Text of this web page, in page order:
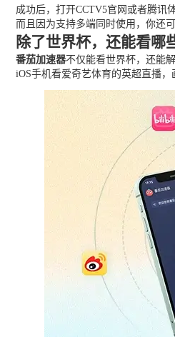
成功后，打开CCTV5官网或者腾讯
而且因为支持多端同时使用，你还
除了世界杯，还能看哪
番茄加速器不仅能看世界杯，还能
iOS手机看爱奇艺体育的英超直播